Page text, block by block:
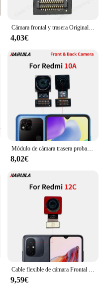
charging and data sync
these cables are not just
choice for wholesale and
use, making them a
and durable charging
Cámara frontal y trasera Original para Xiaomi Redmi 9A / Redmi 10A, módulo de cámara frontal, Cable flexible, piezas de repuesto
4,03€
Módulo de cámara trasera probada, Cable flexible + piezas de repuesto de cámara frontal para Xiaomi Redmi 10, 10A, 10C, 12C, 13C, nuevo
8,02€
Cable flexible de cámara Frontal trasera para Xiaomi Redmi 10A, 10C, 12C, módulo de cámara Frontal para Selfie, reemplazos de Cable flexible
9,59€